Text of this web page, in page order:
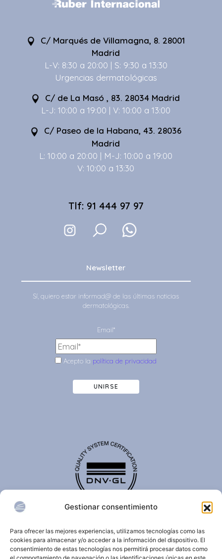
Gestionar consentimiento
Para ofrecer las mejores experiencias, utilizamos tecnologías como las
cookies para almacenar y/o acceder a la información del dispositivo. El
consentimiento de estas tecnologías nos permitirá procesar datos como
C/ Marqués de Villamagna, 8. 28001
Madrid
L-V: 8:30 a 20:00 | S: 9:30 a 13:30
Urgencias dermatológicas
C/ de La Masó , 83. 28034 Madrid
L-J: 10:00 a 19:00 | V: 10:00 a 13:00
C/ Paseo de la Habana, 43. 28036
Madrid
L: 10:00 a 20:00 | M-J: 10:00 a 19:00
V: 10:00 a 13:30
Tlf: 91 444 97 97
Newsletter
Sí, quiero estar informad@ de las últimas noticias
dermatológicas.
Email*
Acepto la política de privacidad
UNIRSE
internacionalmente y confirma que una organización
cumple con estándares de calidad, seguridad,
sostenibilidad y/o gestión.